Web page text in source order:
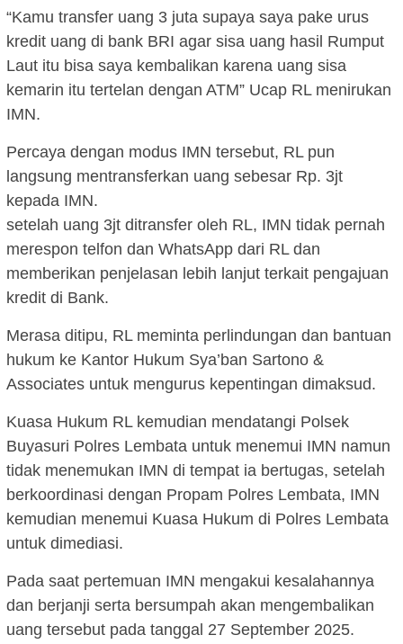
“Kamu transfer uang 3 juta supaya saya pake urus
kredit uang di bank BRI agar sisa uang hasil Rumput
Laut itu bisa saya kembalikan karena uang sisa
kemarin itu tertelan dengan ATM” Ucap RL menirukan
IMN.
Percaya dengan modus IMN tersebut, RL pun
langsung mentransferkan uang sebesar Rp. 3jt
kepada IMN.
setelah uang 3jt ditransfer oleh RL, IMN tidak pernah
merespon telfon dan WhatsApp dari RL dan
memberikan penjelasan lebih lanjut terkait pengajuan
kredit di Bank.
Merasa ditipu, RL meminta perlindungan dan bantuan
hukum ke Kantor Hukum Sya’ban Sartono &
Associates untuk mengurus kepentingan dimaksud.
Kuasa Hukum RL kemudian mendatangi Polsek
Buyasuri Polres Lembata untuk menemui IMN namun
tidak menemukan IMN di tempat ia bertugas, setelah
berkoordinasi dengan Propam Polres Lembata, IMN
kemudian menemui Kuasa Hukum di Polres Lembata
untuk dimediasi.
Pada saat pertemuan IMN mengakui kesalahannya
dan berjanji serta bersumpah akan mengembalikan
uang tersebut pada tanggal 27 September 2025.